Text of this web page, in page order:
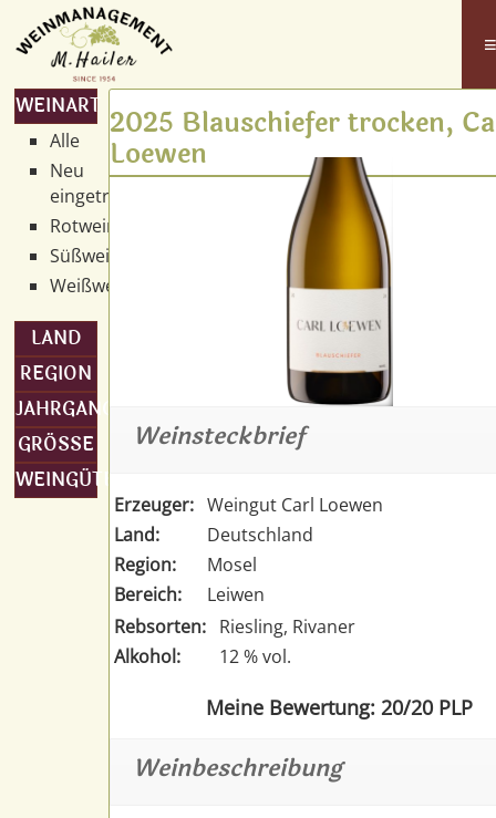
≡
WEINART
Alle
Neu
eingetroffen
Rotwein
Süßwein
Weißwein
LAND
REGION
JAHRGANG
GRÖSSE
WEINGÜTER
2025 Blauschiefer trocken,
Loewen
Weinsteckbrief
Erzeuger: Weingut Carl Loewen
Land:
Deutschland
Region:
Mosel
Bereich:
Leiwen
Rebsorten: Riesling, Rivaner
Alkohol:
12 % vol.
Meine Bewertung: 20/20 PLP
Weinbeschreibung